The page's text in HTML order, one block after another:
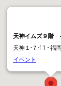
天神イムズ９階
天神１-７-11 - 福
イベント